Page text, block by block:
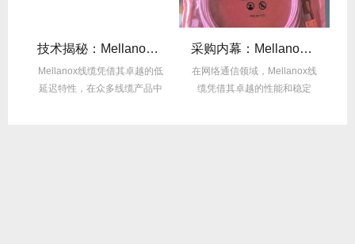
技术揭秘：Mellanox线缆低延迟背后的“信号优化”黑科技！
Mellanox线缆凭借其卓越的低
延迟特性，在众多线缆产品中
采购内幕：Mellanox线缆验真3步走，假货休想蒙混过关！
在网络通信领域，Mellanox线
缆凭借其卓越的性能和稳定